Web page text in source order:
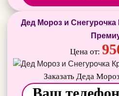
Дед Мороз и Снегурочка
Цена от:
Заказать Деда